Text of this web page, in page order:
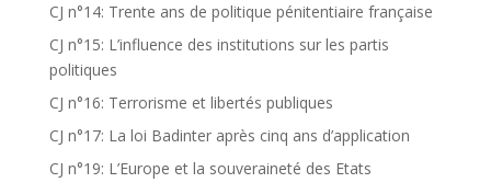
CJ n°14: Trente ans de politique pénitentiaire française
CJ n°15: L’influence des institutions sur les partis
politiques
CJ n°16: Terrorisme et libertés publiques
CJ n°17: La loi Badinter après cinq ans d’application
CJ n°19: L’Europe et la souveraineté des Etats